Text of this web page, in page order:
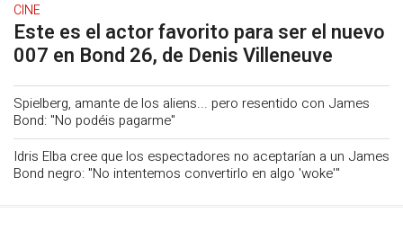
CINE
Este es el actor favorito para ser el nuevo
007 en Bond 26, de Denis Villeneuve
Spielberg, amante de los aliens... pero resentido con James
Bond: "No podéis pagarme"
Idris Elba cree que los espectadores no aceptarían a un James
Bond negro: "No intentemos convertirlo en algo 'woke'"